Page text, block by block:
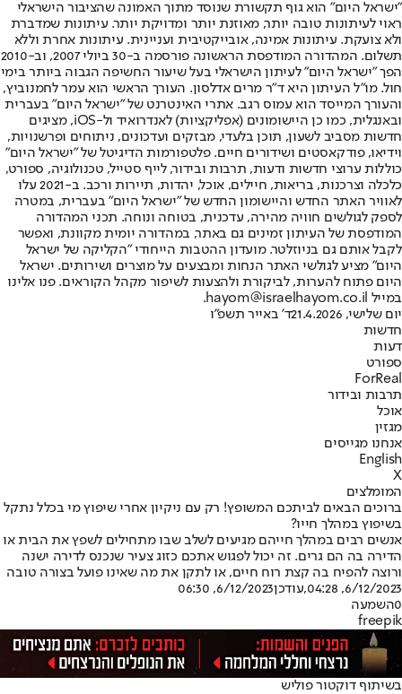
"ישראל היום" הוא גוף תקשורת שנוסד מתוך האמונה שהציבור הישראלי
ראוי לעיתונות טובה יותר, מאוזנת יותר ומדויקת יותר. עיתונות שמדברת
ולא צועקת. עיתונות אמינה, אובייקטיבית ועניינית. עיתונות אחרת וללא
תשלום. המהדורה המודפסת הראשונה פורסמה ב-30 ביולי 2007, וב-2010
הפך "ישראל היום" לעיתון הישראלי בעל שיעור החשיפה הגבוה ביותר בימי
חול. מו"ל העיתון היא ד"ר מרים אדלסון. העורך הראשי הוא עמר לחמנוביץ,
והעורך המייסד הוא עמוס רגב. אתרי האינטרנט של "ישראל היום" בעברית
ובאנגלית, כמו כן היישומונים (אפליקציות) לאנדרואיד ול-iOS, מציגים
חדשות מסביב לשעון, תוכן בלעדי, מבזקים ועדכונים, ניתוחים ופרשנויות,
וידיאו, פודקאסטים ושידורים חיים. פלטפורמות הדיגיטל של "ישראל היום"
כוללות ערוצי חדשות ודעות, תרבות ובידור, לייף סטייל, טכנולוגיה, ספורט,
כלכלה וצרכנות, בריאות, חיילים, אוכל, יהדות, תיירות ורכב. ב-2021 עלו
לאוויר האתר החדש והיישומון החדש של "ישראל היום" בעברית, במטרה
לספק לגולשים חוויה מהירה, עדכנית, בטוחה ונוחה. תכני המהדורה
המודפסת של העיתון זמינים גם באתר, במהדורה יומית מקוונת, ואפשר
לקבל אותם גם בניוזלטר. מועדון ההטבות הייחודי "הקליקה של ישראל
היום" מציע לגולשי האתר הנחות ומבצעים על מוצרים ושירותים. ישראל
היום פתוח להערות, לביקורת ולהצעות לשיפור מקהל הקוראים. פנו אלינו
במייל hayom@israelhayom.co.il.
יום שלישי, 21.4.2026
ד' באייר תשפ"ו
חדשות
דעות
ספורט
ForReal
תרבות ובידור
אוכל
מגזין
אנחנו מגייסים
English
X
המומלצים
ברוכים הבאים לביתכם המשופץ! רק עם ניקיון אחרי שיפוץ מי בכלל נתקל
בשיפוץ במהלך חייו?
אנשים רבים במהלך חייהם מגיעים לשלב שבו מתחילים לשפץ את הבית או
הדירה בה הם גרים. זה יכול לפגוש אתכם כזוג צעיר שנכנס לדירה ישנה
ורוצה להפיח בה קצת רוח חיים, או לתקן את מה שאינו פועל בצורה טובה
6/12/2023, 04:28
,עודכן6/12/2023, 06:30
0השמעה
freepik
בשיתוף דוקטור פוליש